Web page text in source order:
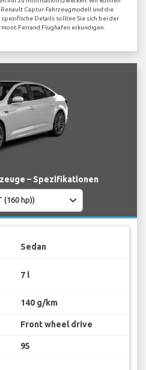
Captur-Fahrzeugmodell und die
Details sollten Sie sich bei der
Ferrand Flughafen erkundigen.
– Spezifikationen
Sedan
7 l
140 g/km
Front wheel drive
95